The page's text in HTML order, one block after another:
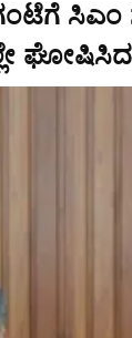
ಸಿಎಂ